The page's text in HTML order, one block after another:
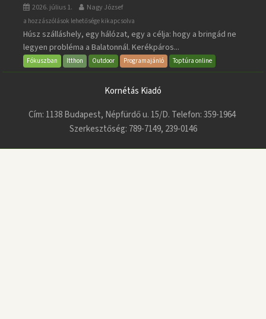
2026. július 1. Nagy József
BalatonBIKE365
bejegyzéshez
a hozzászólások lehetősége kikapcsolva
Húsz szálláshely, egy hálózat, egy a célja: hogy a bringád ne
legyen probléma a Balatonnál. Kerékpáros...
Fókuszban Itthon Outdoor Programajánló Toptúra online
Kornétás Kiadó
Cím: 1138 Budapest, Népfürdő u. 15/D. Telefon: 359-1964
Szerkesztőség: 789-7149, 239-0146